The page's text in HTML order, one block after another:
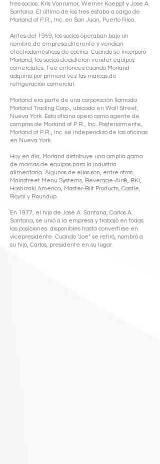
tres socios: Kris Vonrumor, Werner Koeppf y Jose A.
Santana. El último de los tres estaba a cargo de
Morland of P.R., Inc. en San Juan, Puerto Rico.
Antes del 1959, los socios operaban bajo un
nombre de empresa diferente y vendían
electrodomésticos de cocina. Cuando se incorporó
Morland, los socios decidieron vender equipos
comerciales. Fue entonces cuando Morland
adquirió por primera vez las marcas de
refrigeración comercial.
Morland era parte de una corporación llamada
Morland Trading Corp., ubicada en Wall Street,
Nueva York. Esta oficina operó como agente de
compras de Morland of P.R., Inc. Posteriormente,
Morland of P.R., Inc. se independizó de las oficinas
en Nueva York.
Hoy en día, Morland distribuye una amplia gama
de marcas de equipos para la industria
alimentaria. Algunos de ellos son, entre otros:
Mainstreet Menu Systems, Beverage-Air®, BKI,
Hoshizaki America, Master-Bilt Products, Castle,
Royal y Roundup
En 1977, el hijo de José A. Santana, Carlos A.
Santana, se unió a la empresa y trabajó en todas
las posiciones disponibles hasta convertirse en
vicepresidente. Cuando "Joe" se retiró, nombró a
su hijo, Carlos, presidente en su lugar.